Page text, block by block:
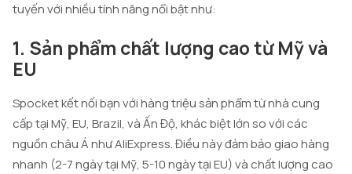
tuyến với nhiều tính năng nổi bật như:
1. Sản phẩm chất lượng cao từ Mỹ và
EU
Spocket kết nối bạn với hàng triệu sản phẩm từ nhà cung
cấp tại Mỹ, EU, Brazil, và Ấn Độ, khác biệt lớn so với các
nguồn châu Á như AliExpress. Điều này đảm bảo giao hàng
nhanh (2-7 ngày tại Mỹ, 5-10 ngày tại EU) và chất lượng cao